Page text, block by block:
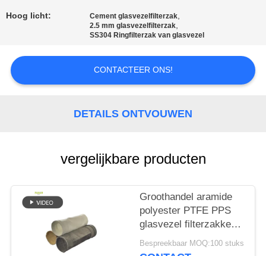
VERZOEK
CITAAT
Hoog licht: Cement glasvezelfilterzak,
2.5 mm glasvezelfilterzak,
SS304 Ringfilterzak van glasvezel
CONTACTEER ONS!
DETAILS ONTVOUWEN
vergelijkbare producten
Groothandel aramide
polyester PTFE PPS
glasvezel filterzakken
voor cementfabriek
Bespreekbaar MOQ:100 stuks